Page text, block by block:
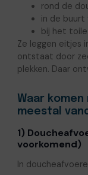
rond de
in de buurt
bij het
Ze leggen eitjes
ontstaat door
plekken. Daar
Waar
meestal
1)
voorkomend)
In